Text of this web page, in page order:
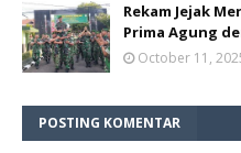
Rekam Jejak
Prima Agung
October 11,
POSTING KOMENTAR